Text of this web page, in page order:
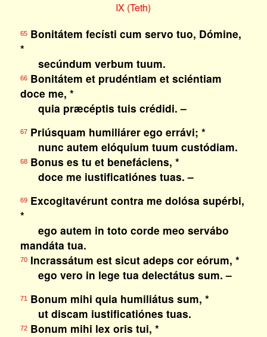
IX (Teth)
65Bonitátem fecísti cum servo tuo, Dómine,
*
secúndum verbum tuum.
66Bonitátem et prudéntiam et sciéntiam
doce me, *
quia præcéptis tuis crédidi. –
67Priúsquam humiliárer ego errávi; *
nunc autem elóquium tuum custódiam.
68Bonus es tu et benefáciens, *
doce me iustificatiónes tuas. –
69Excogitavérunt contra me dolósa supérbi,
*
ego autem in toto corde meo servábo
mandáta tua.
70Incrassátum est sicut adeps cor eórum, *
ego vero in lege tua delectátus sum. –
71Bonum mihi quia humiliátus sum, *
ut discam iustificatiónes tuas.
72Bonum mihi lex oris tui, *